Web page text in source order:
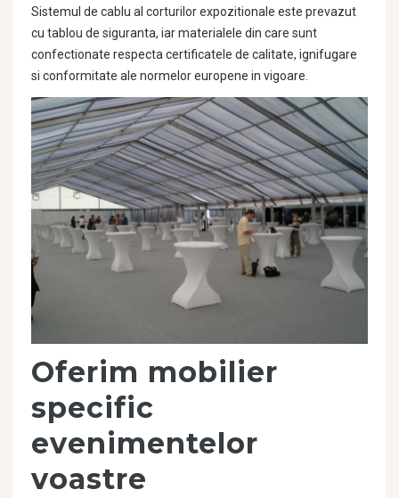
Sistemul de cablu al corturilor expozitionale este prevazut
cu tablou de siguranta, iar materialele din care sunt
confectionate respecta certificatele de calitate, ignifugare
si conformitate ale normelor europene in vigoare.
Oferim mobilier
specific
evenimentelor
voastre